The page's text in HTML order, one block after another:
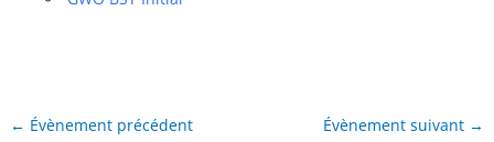
← Évènement précédent Évènement suivant →